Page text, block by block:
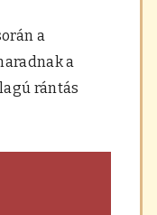
a
a
rántás